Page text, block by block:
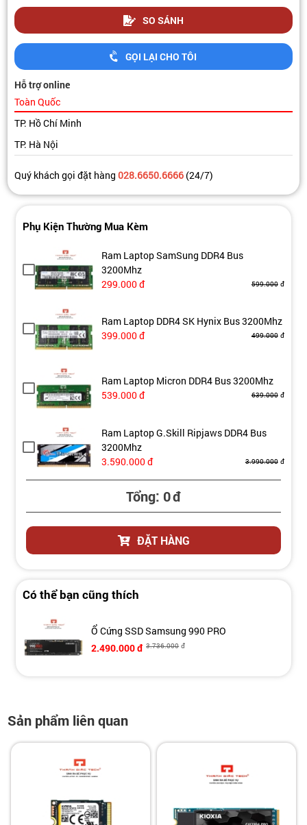
SO SÁNH
GỌI LẠI CHO TÔI
Hỗ trợ online
Toàn Quốc
TP. Hồ Chí Minh
TP. Hà Nội
Quý khách gọi đặt hàng028.6650.6666 (24/7)
Phụ Kiện Thường Mua Kèm
Ram Laptop SamSung DDR4 Bus
3200Mhz
299.000đ 599.000 đ
Ram Laptop DDR4 SK Hynix Bus 3200Mhz
399.000đ 499.000 đ
Ram Laptop Micron DDR4 Bus 3200Mhz
539.000đ 639.000 đ
Ram Laptop G.Skill Ripjaws DDR4 Bus
3200Mhz
3.590.000đ 3.990.000 đ
Tổng: 0đ
ĐẶT HÀNG
Có thể bạn cũng thích
Ổ Cứng SSD Samsung 990 PRO
2.490.000đ 3.736.000 đ
Sản phẩm liên quan